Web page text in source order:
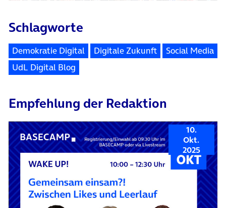
Schlagworte
Demokratie Digital Digitale Zukunft
Social Media
UdL Digital Blog
Empfehlung der Redaktion
10.
Okt.
2025